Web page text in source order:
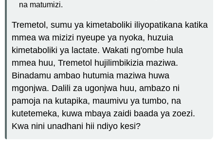
na matumizi.
Tremetol, sumu ya kimetaboliki iliyopatikana katika
mmea wa mizizi nyeupe ya nyoka, huzuia
kimetaboliki ya lactate. Wakati ng'ombe hula
mmea huu, Tremetol hujilimbikizia maziwa.
Binadamu ambao hutumia maziwa huwa
mgonjwa. Dalili za ugonjwa huu, ambazo ni
pamoja na kutapika, maumivu ya tumbo, na
kutetemeka, kuwa mbaya zaidi baada ya zoezi.
Kwa nini unadhani hii ndiyo kesi?